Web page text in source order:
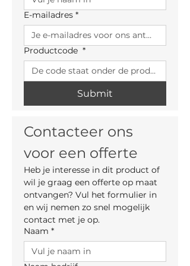
verlengpanelen (laminaat of
keramiek)
130-230 x 90 cm met 1 vlinderblad
(uitsluitend keramiek)
(uitsluitend keramiek)
E-mailadres *
Productcode *
Submit
Contacteer ons
voor een offerte
Heb je interesse in dit product of
wil je graag een offerte op maat
ontvangen? Vul het formulier in
en wij nemen zo snel mogelijk
contact met je op.
Naam *